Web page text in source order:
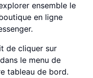
ensemble le
en ligne
de cliquer sur
le menu de
tableau de bord.